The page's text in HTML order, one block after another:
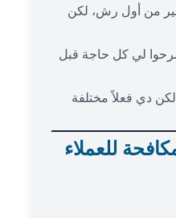
من أول رش، لكن
لي كل حاجة قبل
دي فعلاً مختلفة
للعملاء